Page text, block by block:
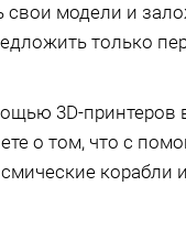
модели и
только
3D-принтеров
о том, что с
корабли